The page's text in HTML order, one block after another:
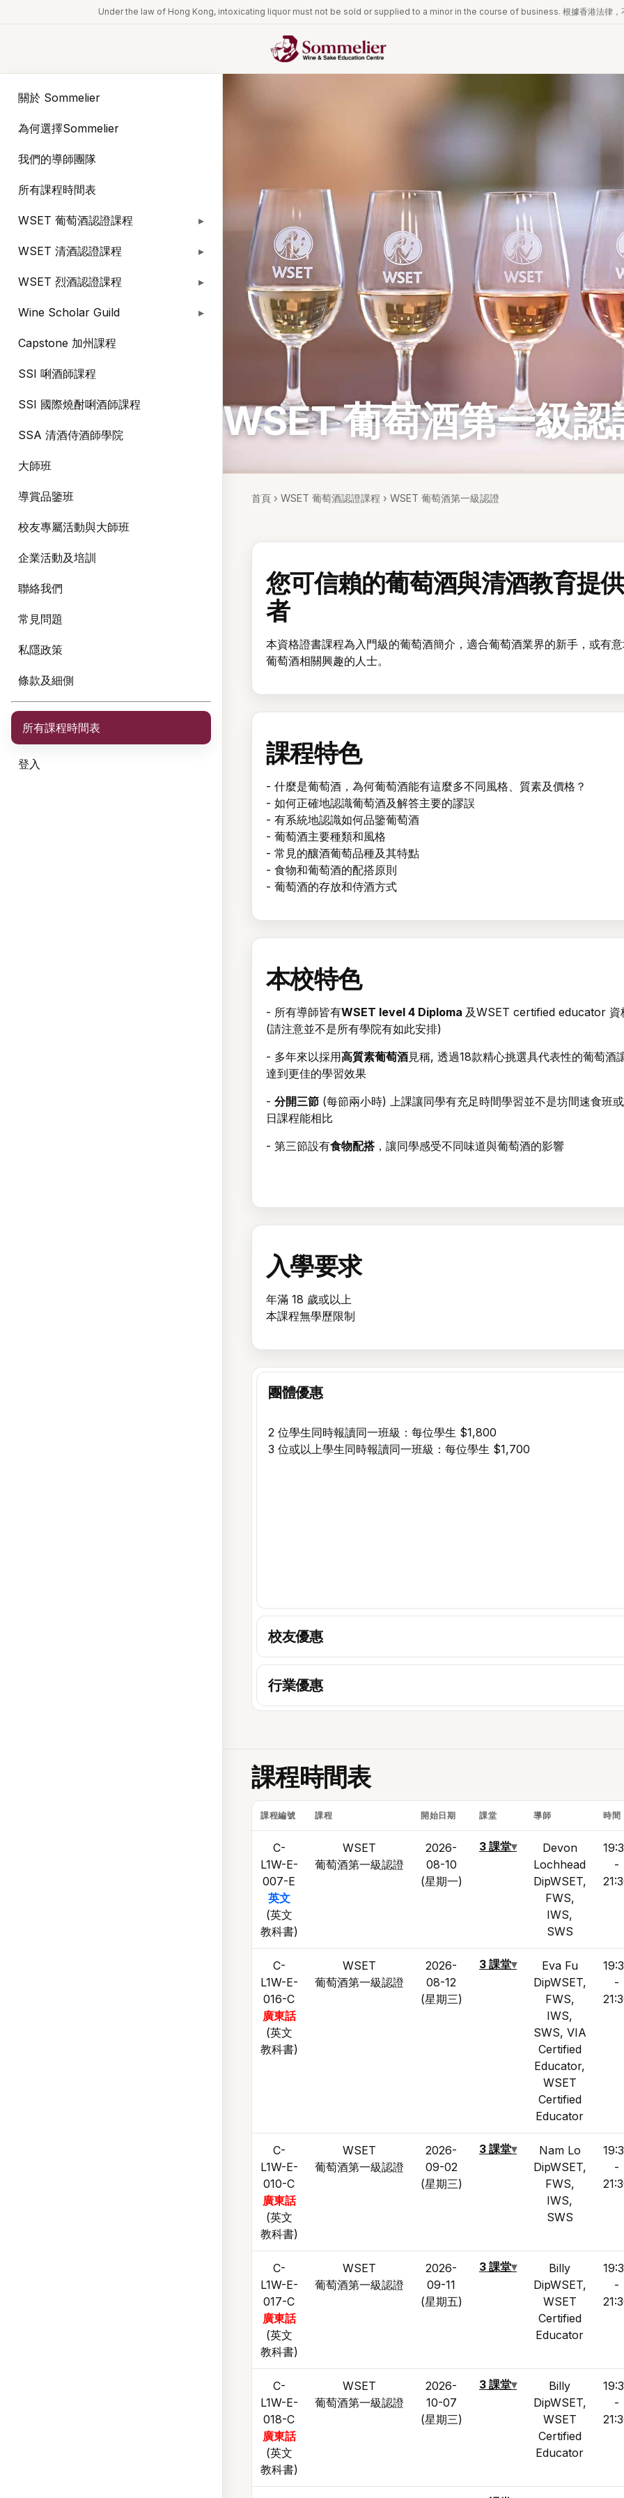
Under the law of Hong Kong, intoxicating liquor must not be sold or supplied to a minor in the course of business. 根據香港法律，不
關於 Sommelier
為何選擇Sommelier
我們的導師團隊
所有課程時間表
WSET 葡萄酒認證課程
WSET 清酒認證課程
WSET 烈酒認證課程
Wine Scholar Guild
Capstone 加州課程
SSI 唎酒師課程
SSI 國際燒酎唎酒師課程
SSA 清酒侍酒師學院
大師班
導賞品鑒班
校友專屬活動與大師班
企業活動及培訓
聯絡我們
常見問題
私隱政策
條款及細側
所有課程時間表
登入
忘記密碼？
登入
建立帳戶
WSET 葡萄酒第一級認
首頁› WSET 葡萄酒認證課程 › WSET 葡萄酒第一級認證
您可信賴的葡萄酒與清酒教育提供
者
本資格證書課程為入門級的葡萄酒簡介，適合葡萄酒業界的新手，或有
葡萄酒相關興趣的人士。
課程特色
- 什麼是葡萄酒，為何葡萄酒能有這麼多不同風格、質素及價格？
- 如何正確地認識葡萄酒及解答主要的謬誤
- 有系統地認識如何品鑒葡萄酒
- 葡萄酒主要種類和風格
- 常見的釀酒葡萄品種及其特點
- 食物和葡萄酒的配搭原則
- 葡萄酒的存放和侍酒方式
本校特色
- 所有導師皆有WSET level 4 Diploma 及WSET certified educator 資
(請注意並不是所有學院有如此安排)
- 多年來以採用高質素葡萄酒見稱, 透過18款精心挑選具代表性的葡萄酒
達到更佳的學習效果
- 分開三節(每節兩小時) 上課讓同學有充足時間學習並不是坊間速食班
日課程能相比
- 第三節設有食物配搭，讓同學感受不同味道與葡萄酒的影響
入學要求
年滿 18 歲或以上
本課程無學歷限制
團體優惠
2 位學生同時報讀同一班級：每位學生 $1,800
3 位或以上學生同時報讀同一班級：每位學生 $1,700
校友優惠
行業優惠
課程時間表
課程編號 課程 開始日期 課堂 導師 時間
C-
L1W-E-
007-E
英文
(英文
教科書)
WSET
葡萄酒第一級認證
2026-
08-10
(星期一)
3 課堂▾
Devon
Lochhead
DipWSET,
FWS,
IWS,
SWS
-
C-
L1W-E-
016-C
廣東話
(英文
教科書)
WSET
葡萄酒第一級認證
2026-
08-12
(星期三)
3 課堂▾
Eva Fu
DipWSET,
FWS,
IWS,
SWS, VIA
Certified
Educator,
WSET
Certified
Educator
-
C-
L1W-E-
010-C
廣東話
(英文
教科書)
WSET
葡萄酒第一級認證
2026-
09-02
(星期三)
3 課堂▾
Nam Lo
DipWSET,
FWS,
IWS,
SWS
-
C-
L1W-E-
017-C
廣東話
(英文
教科書)
WSET
葡萄酒第一級認證
2026-
09-11
(星期五)
3 課堂▾
Billy
DipWSET,
WSET
Certified
Educator
-
C-
L1W-E-
018-C
廣東話
(英文
教科書)
WSET
葡萄酒第一級認證
2026-
10-07
(星期三)
3 課堂▾
Billy
DipWSET,
WSET
Certified
Educator
-